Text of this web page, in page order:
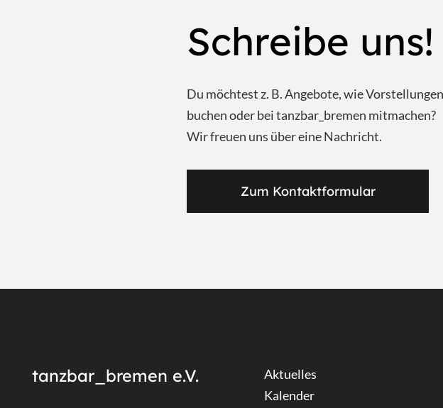
Schreibe uns!
Du möchtest z. B. Angebote, wie Vorstellungen
buchen oder bei tanzbar_bremen mitmachen?
Wir freuen uns über eine Nachricht.
Zum Kontaktformular
tanzbar_bremen e.V.
Aktuelles
Kalender